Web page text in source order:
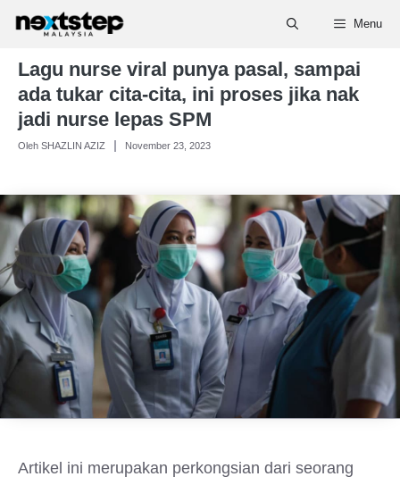
Skip
content
Menu
Lagu nurse viral punya pasal, sampai
ada tukar cita-cita, ini proses jika nak
jadi nurse lepas SPM
Oleh SHAZLIN AZIZ November 23, 2023
Artikel ini merupakan perkongsian dari seorang